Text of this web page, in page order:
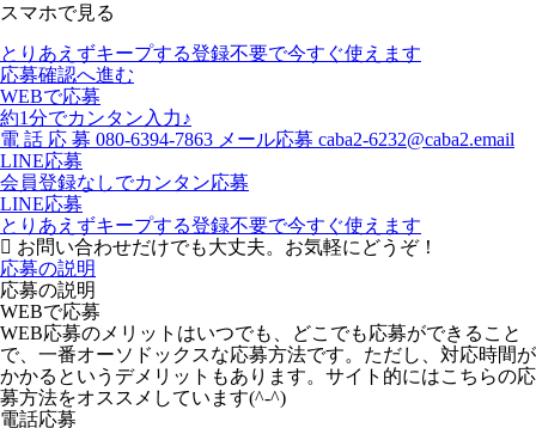
スマホで見る
とりあえずキープする登録不要で今すぐ使えます
応募確認へ進む
WEBで応募
約1分でカンタン入力♪
電 話 応 募 080-6394-7863 メール応募 caba2-6232@caba2.email
LINE応募
会員登録なしでカンタン応募
LINE応募
とりあえずキープする登録不要で今すぐ使えます
お問い合わせだけでも大丈夫。お気軽にどうぞ！
応募の説明
応募の説明
WEBで応募
WEB応募のメリットはいつでも、どこでも応募ができること
で、一番オーソドックスな応募方法です。ただし、対応時間が
かかるというデメリットもあります。サイト的にはこちらの応
募方法をオススメしています(^-^)
電話応募